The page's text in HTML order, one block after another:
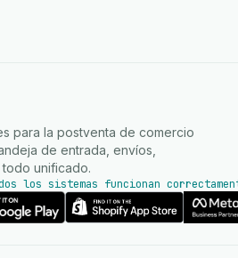
para la postventa de comercio
de entrada, envíos,
unificado.
los sistemas funcionan